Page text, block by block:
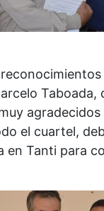
Taboada,
el cuartel,
en Tanti para